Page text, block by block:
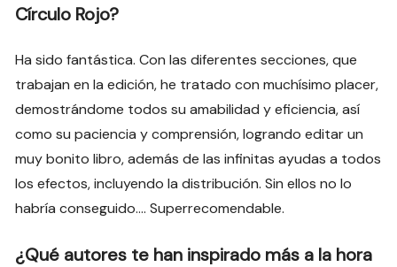
Círculo Rojo?
Ha sido fantástica. Con las diferentes secciones, que
trabajan en la edición, he tratado con muchísimo placer,
demostrándome todos su amabilidad y eficiencia, así
como su paciencia y comprensión, logrando editar un
muy bonito libro, además de las infinitas ayudas a todos
los efectos, incluyendo la distribución. Sin ellos no lo
habría conseguido…. Superrecomendable.
¿Qué autores te han inspirado más a la hora